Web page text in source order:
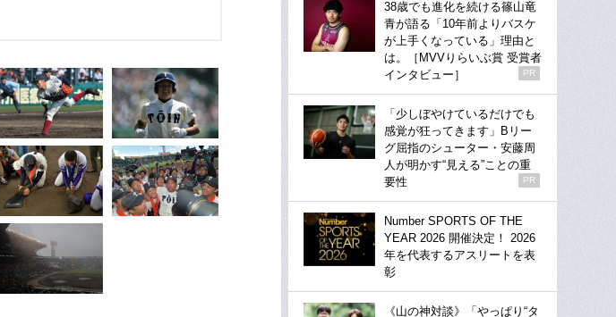
38歳でも進化を続ける篠山竜
青が語る「10年前よりバスケ
が上手くなっている」理由と
は。［MVVりらいぶ賞 受賞者
インタビュー］
PR
「少しぼやけているだけでも
感覚が狂ってきます」Bリー
グ屈指のシューター・安藤周
人が明かす“見える”ことの重
要性
PR
Number SPORTS OF THE
YEAR 2026 開催決定！ 2026
年を代表するアスリートを表
彰
《山の神対談》「やっぱり“タ